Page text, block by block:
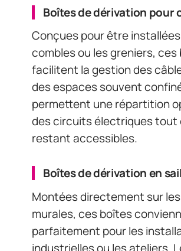
Boîtes de dérivation pour
Conçues pour être
combles ou les greniers,
facilitent la gestion des
des espaces souvent
permettent une répartition
des circuits électriques tout
restant accessibles.
Boîtes de dérivation en
Montées directement sur
murales, ces boîtes
parfaitement pour les
industrielles ou les ateliers.